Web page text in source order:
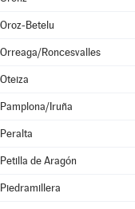
Oroz-Betelu
Orreaga/Roncesvalles
Oteiza
Pamplona/Iruña
Peralta
Petilla de Aragón
Piedramillera